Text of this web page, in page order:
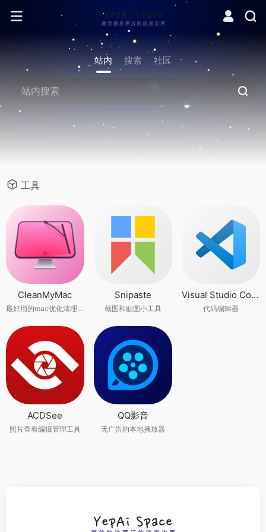
站内 搜索 社区
工具
CleanMyMac
最好用的mac优化清理工具
Snipaste
截图和贴图小工具
Visual Studio Code
代码编辑器
ACDSee
照片查看编辑管理工具
QQ影音
无广告的本地播放器